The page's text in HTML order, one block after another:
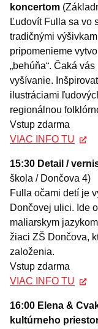
koncertom
Ľudovít Fulla sa vo
tradičnými
pripomenieme
„behúňa“. Čaká
vyšívanie.
ilustráciami
regionálnou
Vstup zdarma
VIAC INFO TU
15:30 Detail /
škola / Dončova 4)
Fulla očami detí je
Dončovej ulici. Ide
maliarskym
žiaci ZŠ Dončova,
založenia.
Vstup zdarma
VIAC INFO TU
16:00 Elena &
kultúrneho